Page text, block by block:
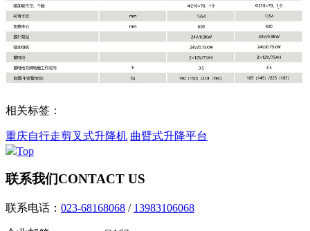
相关标签：
重庆自行走剪叉式升降机 曲臂式升降平台
Top
联系我们CONTACT US
联系电话： 023-68168068 / 13983106068